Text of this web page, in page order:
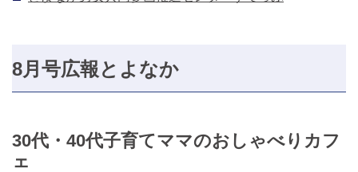
8月号広報とよなか
30代・40代子育てママのおしゃべりカフ
ェ